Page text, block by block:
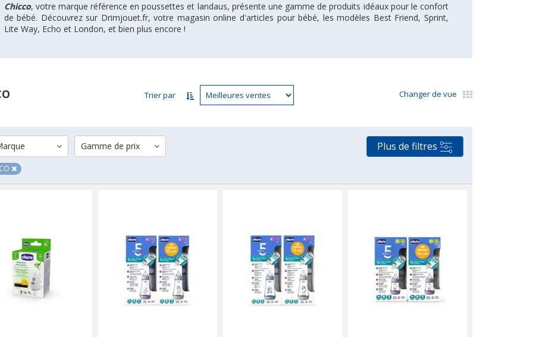
Chicco, votre marque référence en poussettes et landaus, présente une gamme de produits idéaux pour le confort
de bébé. Découvrez sur Drimjouet.fr, votre magasin online d'articles pour bébé, les modèles Best Friend, Sprint,
Lite Way, Echo et London, et bien plus encore !
Trier par Changer de vue
Gamme de prix Plus de filtres